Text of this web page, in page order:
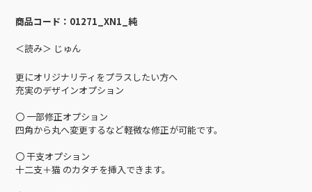
商品コード： 01271_XN1_純
＜読み＞ じゅん
更にオリジナリティをプラスしたい方へ
充実のデザインオプション
〇 一部修正オプション
四角から丸へ変更するなど軽微な修正が可能です。
〇 干支オプション
十二支＋猫 のカタチを挿入できます。